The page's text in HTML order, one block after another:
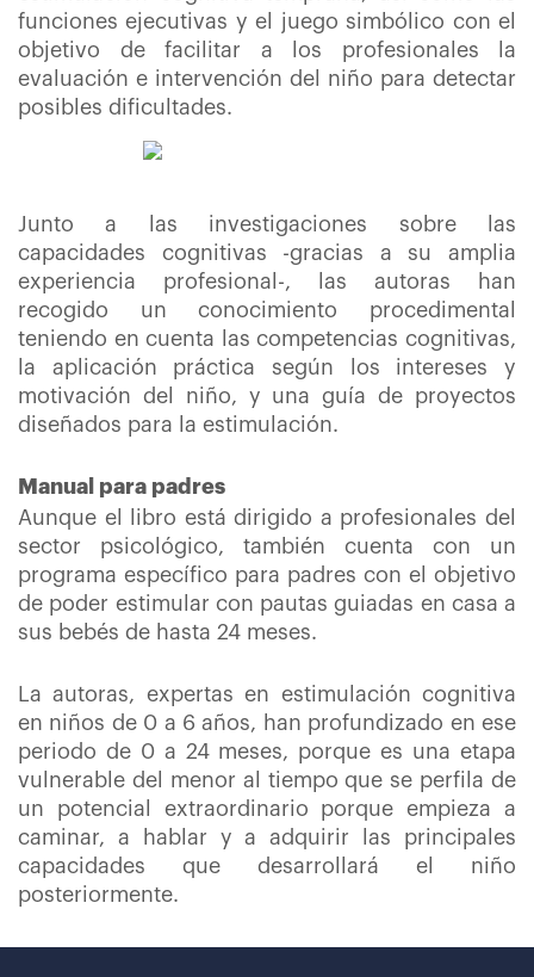
funciones ejecutivas y el juego simbólico con el
objetivo de facilitar a los profesionales la
evaluación e intervención del niño para detectar
posibles dificultades.
Junto a las investigaciones sobre las
capacidades cognitivas -gracias a su amplia
experiencia profesional-, las autoras han
recogido un conocimiento procedimental
teniendo en cuenta las competencias cognitivas,
la aplicación práctica según los intereses y
motivación del niño, y una guía de proyectos
diseñados para la estimulación.
Manual para padres
Aunque el libro está dirigido a profesionales del
sector psicológico, también cuenta con un
programa específico para padres con el objetivo
de poder estimular con pautas guiadas en casa a
sus bebés de hasta 24 meses.
La autoras, expertas en estimulación cognitiva
en niños de 0 a 6 años, han profundizado en ese
periodo de 0 a 24 meses, porque es una etapa
vulnerable del menor al tiempo que se perfila de
un potencial extraordinario porque empieza a
caminar, a hablar y a adquirir las principales
capacidades que desarrollará el niño
posteriormente.